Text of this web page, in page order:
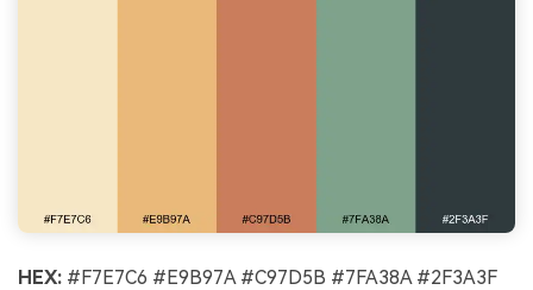
HEX: #F7E7C6 #E9B97A #C97D5B #7FA38A #2F3A3F